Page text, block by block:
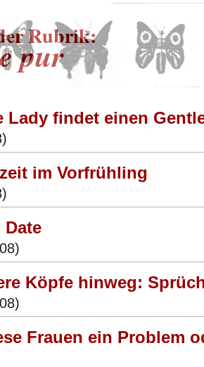
Rubrik:
pur
Lady findet einen
im Vorfrühling
Date
Köpfe hinweg:
Frauen ein Problem